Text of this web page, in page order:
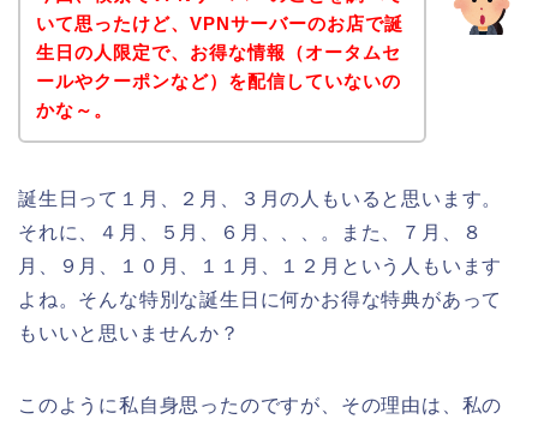
いて思ったけど、VPNサーバーのお店で誕
生日の人限定で、お得な情報（オータムセ
ールやクーポンなど）を配信していないの
かな～。
誕生日って１月、２月、３月の人もいると思います。
それに、４月、５月、６月、、、。また、７月、８
月、９月、１０月、１１月、１２月という人もいます
よね。そんな特別な誕生日に何かお得な特典があって
もいいと思いませんか？
このように私自身思ったのですが、その理由は、私の